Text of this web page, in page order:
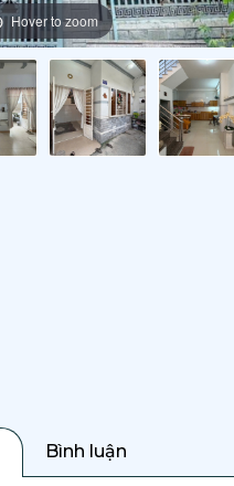
Hover to zoom
Bình luận